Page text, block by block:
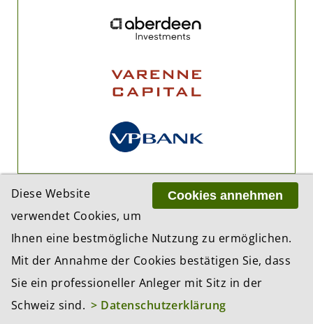
ADRESSE
BCP Business Content Production GmbH
Gotthardstrasse 38
Cookies annehmen
Diese Website
verwendet Cookies, um
Ihnen eine bestmögliche Nutzung zu ermöglichen.
Mit der Annahme der Cookies bestätigen Sie, dass
Sie ein professioneller Anleger mit Sitz in der
Schweiz sind. > Datenschutzerklärung